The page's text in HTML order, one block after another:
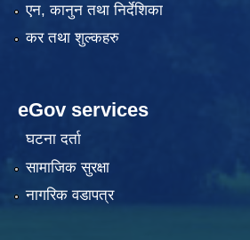
एन, कानुन तथा निर्देशिका
कर तथा शुल्कहरु
eGov services
घटना दर्ता
सामाजिक सुरक्षा
नागरिक वडापत्र